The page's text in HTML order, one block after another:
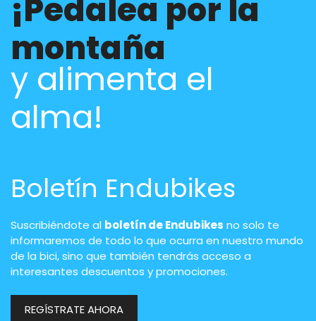
¡Pedalea por la
montaña
y alimenta el
alma!
Boletín Endubikes
Suscribiéndote al boletín de Endubikes no solo te
informaremos de todo lo que ocurra en nuestro mundo
de la bici, sino que también tendrás acceso a
interesantes descuentos y promociones.
REGÍSTRATE AHORA